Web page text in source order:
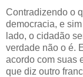
Contradizendo o
democracia, e
lado, o cidadão
verdade não o é.
acordo com suas
que diz outro